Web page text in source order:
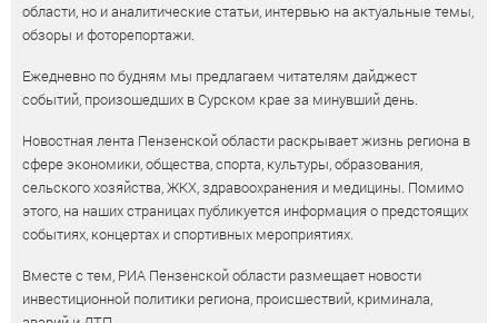
области, но и аналитические статьи, интервью на актуальные темы,
обзоры и фоторепортажи.
Ежедневно по будням мы предлагаем читателям дайджест
событий, произошедших в Сурском крае за минувший день.
Новостная лента Пензенской области раскрывает жизнь региона в
сфере экономики, общества, спорта, культуры, образования,
сельского хозяйства, ЖКХ, здравоохранения и медицины. Помимо
этого, на наших страницах публикуется информация о предстоящих
событиях, концертах и спортивных мероприятиях.
Вместе с тем, РИА Пензенской области размещает новости
инвестиционной политики региона, происшествий, криминала,